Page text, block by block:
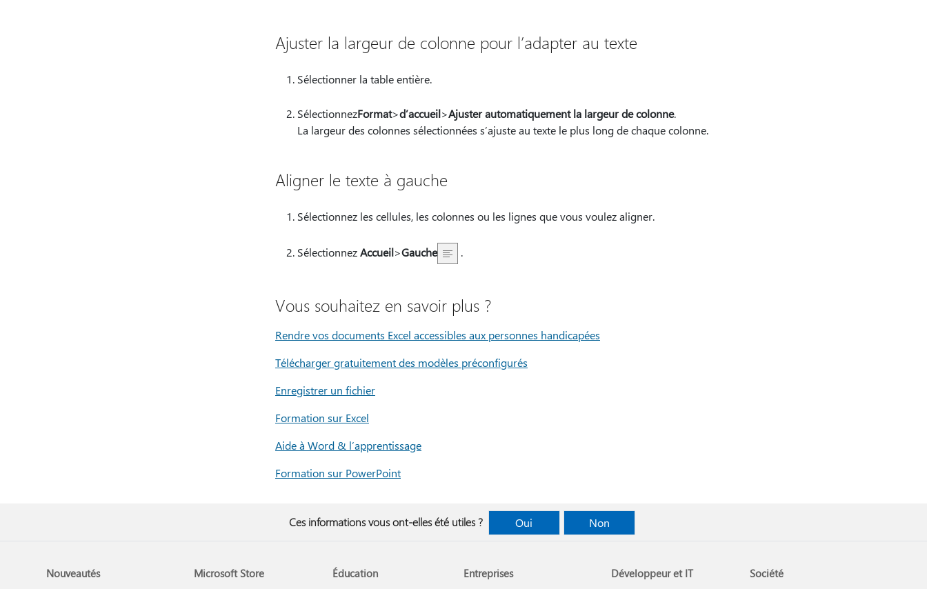
Ajuster la largeur de colonne pour l’adapter au texte
Sélectionner la table entière.
SélectionnezFormat>d’accueil>Ajuster automatiquement la largeur de colonne.
La largeur des colonnes sélectionnées s’ajuste au texte le plus long de chaque colonne.
Aligner le texte à gauche
Sélectionnez les cellules, les colonnes ou les lignes que vous voulez aligner.
SélectionnezAccueil>Gauche .
Vous souhaitez en savoir plus ?
Rendre vos documents Excel accessibles aux personnes handicapées
Télécharger gratuitement des modèles préconfigurés
Enregistrer un fichier
Formation sur Excel
Aide à Word & l’apprentissage
Formation sur PowerPoint
Ces informations vous ont-elles été utiles ? Oui Non
Nouveautés Microsoft Store Éducation Entreprises Développeur et IT Société